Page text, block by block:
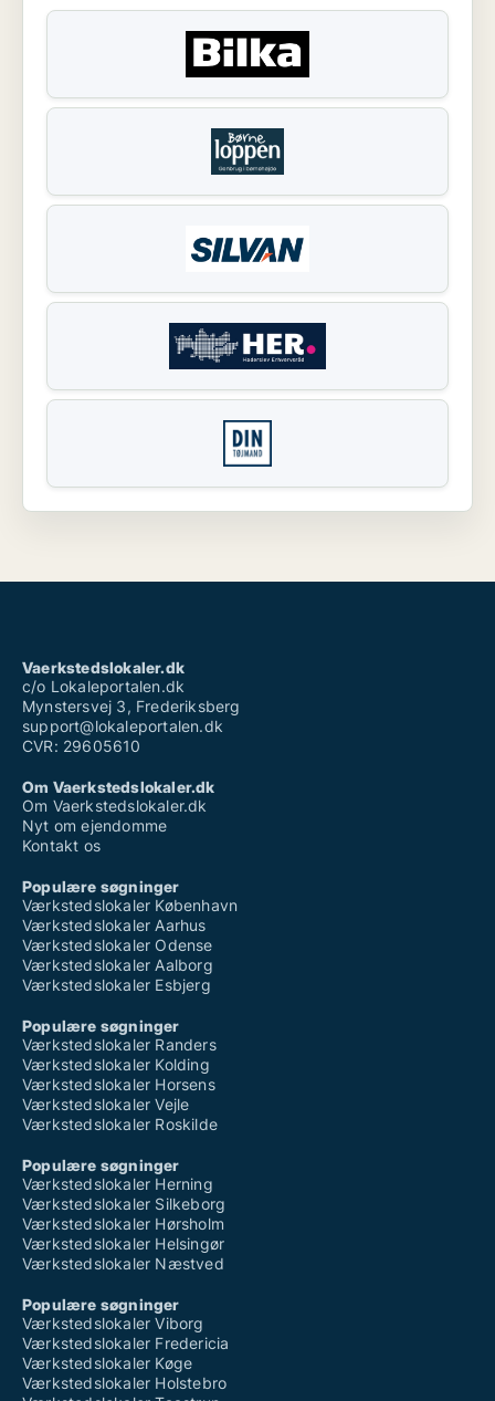
Vaerkstedslokaler.dk
c/o Lokaleportalen.dk
Mynstersvej 3, Frederiksberg
support@lokaleportalen.dk
CVR: 29605610
Om Vaerkstedslokaler.dk
Om Vaerkstedslokaler.dk
Nyt om ejendomme
Kontakt os
Populære søgninger
Værkstedslokaler København
Værkstedslokaler Aarhus
Værkstedslokaler Odense
Værkstedslokaler Aalborg
Værkstedslokaler Esbjerg
Populære søgninger
Værkstedslokaler Randers
Værkstedslokaler Kolding
Værkstedslokaler Horsens
Værkstedslokaler Vejle
Værkstedslokaler Roskilde
Populære søgninger
Værkstedslokaler Herning
Værkstedslokaler Silkeborg
Værkstedslokaler Hørsholm
Værkstedslokaler Helsingør
Værkstedslokaler Næstved
Populære søgninger
Værkstedslokaler Viborg
Værkstedslokaler Fredericia
Værkstedslokaler Køge
Værkstedslokaler Holstebro